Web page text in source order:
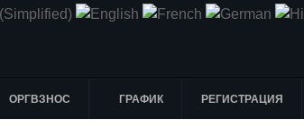
ОРГВЗНОС ГРАФИК РЕГИСТРАЦИЯ